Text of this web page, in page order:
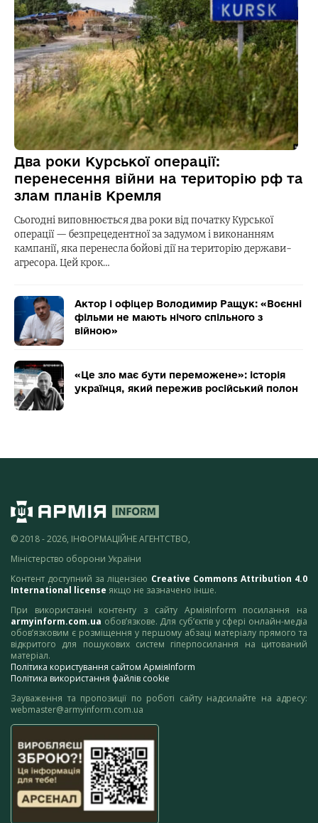
Два роки Курської операції:
перенесення війни на територію рф та
злам планів Кремля
Сьогодні виповнюється два роки від початку Курської
операції — безпрецедентної за задумом і виконанням
кампанії, яка перенесла бойові дії на територію держави-
агресора. Цей крок…
Актор і офіцер Володимир Ращук: «Воєнні
фільми не мають нічого спільного з
війною»
«Це зло має бути переможене»: історія
українця, який пережив російський полон
© 2018 - 2026, ІНФОРМАЦІЙНЕ АГЕНТСТВО,
Міністерство оборони України
Контент доступний за ліцензією Creative Commons Attribution 4.0
International license якщо не зазначено інше.
При використанні контенту з сайту АрміяInform посилання на
armyinform.com.ua обов’язкове. Для суб’єктів у сфері онлайн-медіа
обов’язковим є розміщення у першому абзаці матеріалу прямого та
відкритого для пошукових систем гіперпосилання на цитований
матеріал.
Політика користування сайтом АрміяInform
Політика використання файлів cookie
Зауваження та пропозиції по роботі сайту надсилайте на адресу:
webmaster@armyinform.com.ua